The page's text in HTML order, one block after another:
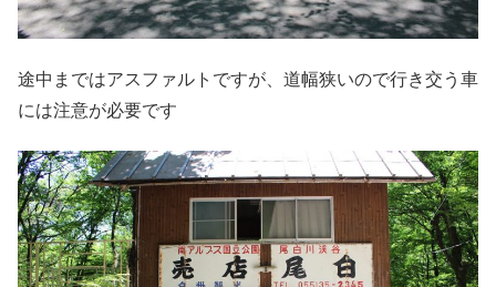
途中まではアスファルトですが、道幅狭いので行き交う車
には注意が必要です